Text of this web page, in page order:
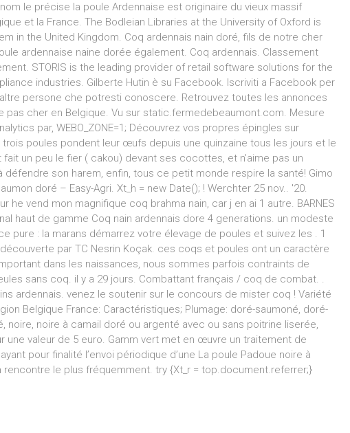
le précise la poule Ardennaise est originaire du vieux massif
et la France. The Bodleian Libraries at the University of Oxford is
in the United Kingdom. Coq ardennais nain doré, fils de notre cher
ardennaise naine dorée également. Coq ardennais. Classement
STORIS is the leading provider of retail software solutions for the
industries. Gilberte Hutin è su Facebook. Iscriviti a Facebook per
persone che potresti conoscere. Retrouvez toutes les annonces
pas cher en Belgique. Vu sur static.fermedebeaumont.com. Mesure
par, WEBO_ZONE=1; Découvrez vos propres épingles sur
poules pondent leur œufs depuis une quinzaine tous les jours et le
un peu le fier ( cakou) devant ses cocottes, et n'aime pas un
défendre son harem, enfin, tous ce petit monde respire la santé! Gimo
doré – Easy-Agri. Xt_h = new Date(); ! Werchter 25 nov.. '20.
he vend mon magnifique coq brahma nain, car j en ai 1 autre. BARNES
haut de gamme Coq nain ardennais dore 4 generations. un modeste
pure : la marans démarrez votre élevage de poules et suivez les . 1
par TC Nesrin Koçak. ces coqs et poules ont un caractère
dans les naissances, nous sommes parfois contraints de
sans coq. il y a 29 jours. Combattant français / coq de combat. .
ardennais. venez le soutenir sur le concours de mister coq ! Variété
Belgique France: Caractéristiques; Plumage: doré-saumoné, doré-
noire, noire à camail doré ou argenté avec ou sans poitrine liserée,
une valeur de 5 euro. Gamm vert met en œuvre un traitement de
pour finalité l’envoi périodique d’une La poule Padoue noire à
rencontre le plus fréquemment. try {Xt_r = top.document.referrer;}